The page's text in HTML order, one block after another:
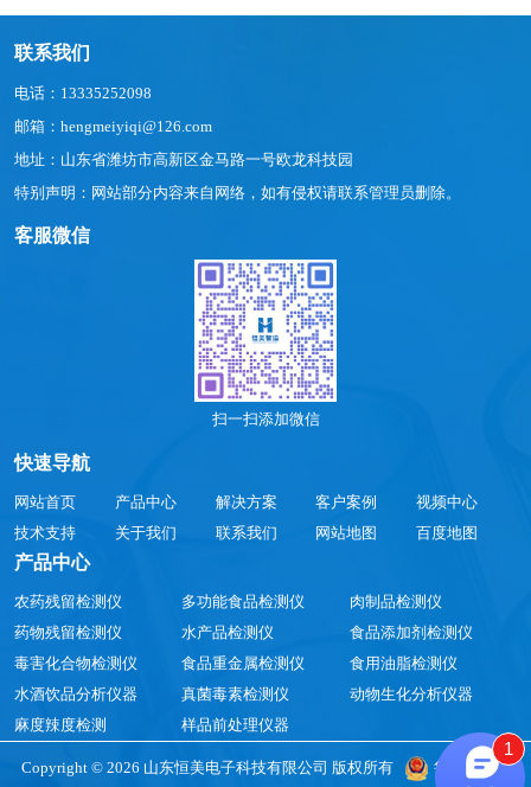
联系我们
电话：13335252098
邮箱：hengmeiyiqi@126.com
地址：山东省潍坊市高新区金马路一号欧龙科技园
特别声明：网站部分内容来自网络，如有侵权请联系管理员删除。
客服微信
扫一扫添加微信
快速导航
网站首页 产品中心 解决方案 客户案例
视频中心
技术支持
关于我们 联系我们 网站地图 百度地图
产品中心
农药残留检测仪 多功能食品检测仪
肉制品检测仪
药物残留检测仪
水产品检测仪
食品添加剂检测仪
毒害化合物检测仪
食品重金属检测仪
食用油脂检测仪
水酒饮品分析仪器
真菌毒素检测仪
动物生化分析仪器
麻度辣度检测
样品前处理仪器
Copyright © 2026 山东恒美电子科技有限公司 版权所有
鲁公网安备
1